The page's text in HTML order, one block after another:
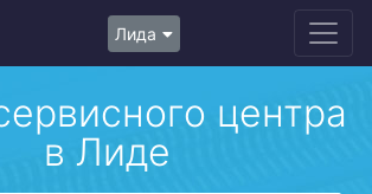
Лида
центра
в Лиде